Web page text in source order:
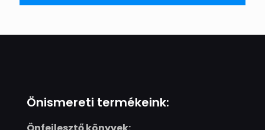
Önismereti termékeink: